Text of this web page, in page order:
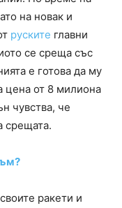
на новак и
руските главни
се среща със
е готова да му
цена от 8 милиона
чувства, че
срещата.
ракети и